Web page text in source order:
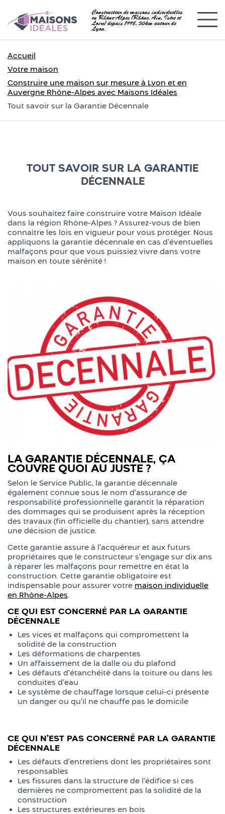
Constructeur de maisons individuelles
en Rhône-Alpes (Rhône, Ain, Isère et
Loire) depuis 1998, 50km autour de
Lyon.
Accueil
Votre maison
Construire une maison sur mesure à Lyon et en
Auvergne Rhône-Alpes avec Maisons Idéales
Tout savoir sur la Garantie Décennale
TOUT SAVOIR SUR LA GARANTIE
DÉCENNALE
Vous souhaitez faire construire votre Maison Idéale
dans la région Rhône-Alpes ? Assurez-vous de bien
connaître les lois en vigueur pour vous protéger. Nous
appliquons la garantie décennale en cas d’éventuelles
malfaçons pour que vous puissiez vivre dans votre
maison en toute sérénité !
LA GARANTIE DÉCENNALE, ÇA
COUVRE QUOI AU JUSTE ?
Selon le Service Public, la garantie décennale
également connue sous le nom d’assurance de
responsabilité professionnelle garantit la réparation
des dommages qui se produisent après la réception
des travaux (fin officielle du chantier), sans attendre
une décision de justice.
Cette garantie assure à l’acquéreur et aux futurs
propriétaires que le constructeur s’engage sur dix ans
à réparer les malfaçons pour remettre en état la
construction. Cette garantie obligatoire est
indispensable pour assurer votre maison individuelle
en Rhône-Alpes.
CE QUI EST CONCERNÉ PAR LA GARANTIE
DÉCENNALE
Les vices et malfaçons qui compromettent la
solidité de la construction
Les déformations de charpentes
Un affaissement de la dalle ou du plafond
Les défauts d’étanchéité dans la toiture ou dans les
conduites d’eau
Le système de chauffage lorsque celui-ci présente
un danger ou qu’il ne chauffe pas le domicile
CE QUI N’EST PAS CONCERNÉ PAR LA GARANTIE
DÉCENNALE
Les défauts d’entretiens dont les propriétaires sont
responsables
Les fissures dans la structure de l’édifice si ces
dernières ne compromettent pas la solidité de la
construction
Les structures extérieures en bois